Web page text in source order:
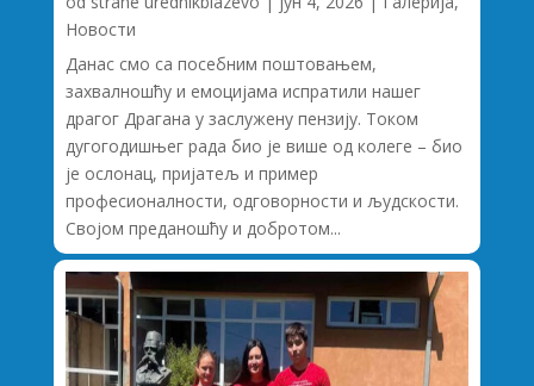
Новости
Данас смо са посебним поштовањем,
захвалношћу и емоцијама испратили нашег
драгог Драгана у заслужену пензију. Током
дугогодишњег рада био је више од колеге – био
је ослонац, пријатељ и пример
професионалности, одговорности и људскости.
Својом преданошћу и добротом...